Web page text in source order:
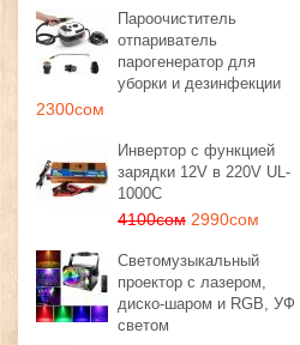
Пароочиститель
отпариватель
парогенератор для
уборки и дезинфекции
2300сом
Инвертор с функцией
зарядки 12V в 220V UL-
1000C
4100сом 2990сом
Светомузыкальный
проектор с лазером,
диско-шаром и RGB, УФ
светом